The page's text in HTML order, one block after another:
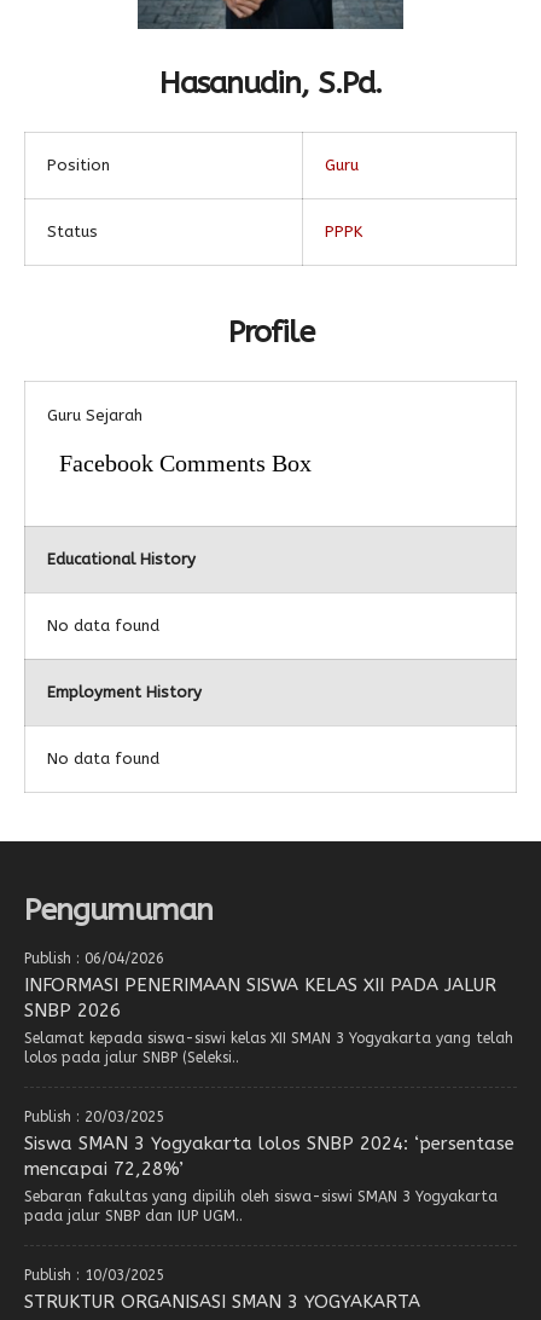
Antologi Puisi 2
Antologi Puisi 3
Antologi Puisi 4
Hasanudin, S.Pd.
Position Guru
Status PPPK
Profile
Guru Sejarah
Facebook Comments Box
Educational History
No data found
Employment History
No data found
Pengumuman
Publish : 06/04/2026
INFORMASI PENERIMAAN SISWA KELAS XII PADA JALUR
SNBP 2026
Selamat kepada siswa-siswi kelas XII SMAN 3 Yogyakarta yang telah
lolos pada jalur SNBP (Seleksi..
Publish : 20/03/2025
Siswa SMAN 3 Yogyakarta lolos SNBP 2024: ‘persentase
mencapai 72,28%’
Sebaran fakultas yang dipilih oleh siswa-siswi SMAN 3 Yogyakarta
pada jalur SNBP dan IUP UGM..
Publish : 10/03/2025
STRUKTUR ORGANISASI SMAN 3 YOGYAKARTA